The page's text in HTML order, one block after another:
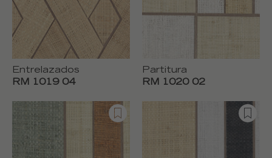
Entrelazados
RM 1019 04
Partitura
RM 1020 02